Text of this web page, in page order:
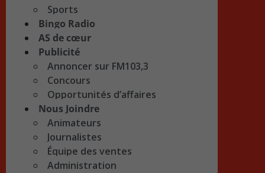
Sports
Bingo Radio
AS de cœur
Publicité
Annoncer sur FM103,3
Concours
Opportunités d’affaires
Nous Joindre
Animateurs
Journalistes
Équipe des ventes
Administration